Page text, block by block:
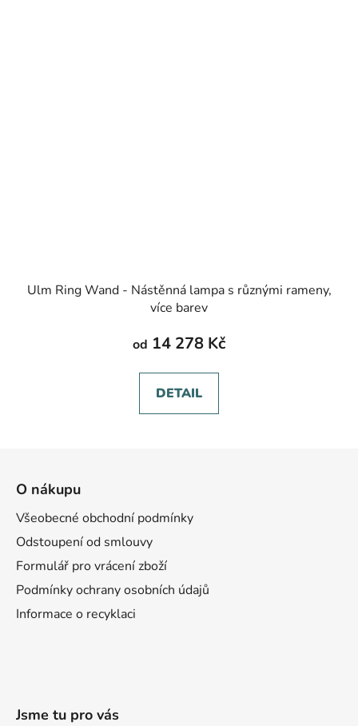
Ulm Ring Wand - Nástěnná lampa s různými rameny,
více barev
od 14 278 Kč
DETAIL
O nákupu
Všeobecné obchodní podmínky
Odstoupení od smlouvy
Formulář pro vrácení zboží
Podmínky ochrany osobních údajů
Informace o recyklaci
Jsme tu pro vás